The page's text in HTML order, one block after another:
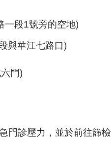
段1號旁的空地)
與華江七路口)
門)
門診壓力，並於前往篩檢